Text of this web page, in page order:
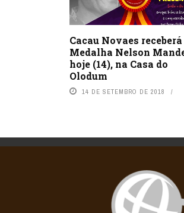
Cacau Novaes receberá
Medalha Nelson
hoje (14), na Casa do
Olodum
14 DE SETEMBRO DE 2018